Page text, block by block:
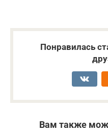
Понравилась
Вам также